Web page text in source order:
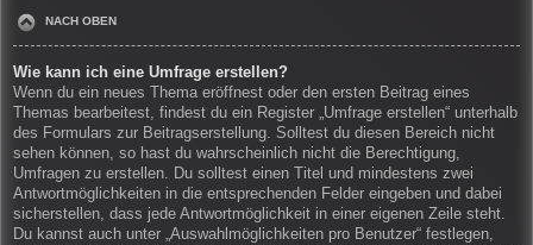
NACH OBEN
Wie kann ich eine Umfrage erstellen?
Wenn du ein neues Thema eröffnest oder den ersten Beitrag eines
Themas bearbeitest, findest du ein Register „Umfrage erstellen“ unterhalb
des Formulars zur Beitragserstellung. Solltest du diesen Bereich nicht
sehen können, so hast du wahrscheinlich nicht die Berechtigung,
Umfragen zu erstellen. Du solltest einen Titel und mindestens zwei
Antwortmöglichkeiten in die entsprechenden Felder eingeben und dabei
sicherstellen, dass jede Antwortmöglichkeit in einer eigenen Zeile steht.
Du kannst auch unter „Auswahlmöglichkeiten pro Benutzer“ festlegen,